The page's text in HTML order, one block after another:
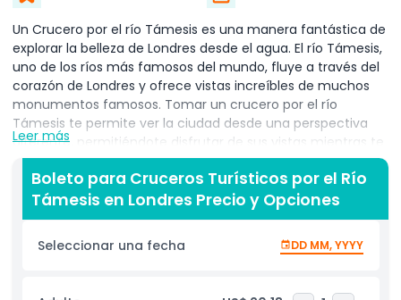
Un Crucero por el río Támesis es una manera fantástica de
explorar la belleza de Londres desde el agua. El río Támesis,
uno de los ríos más famosos del mundo, fluye a través del
corazón de Londres y ofrece vistas increíbles de muchos
monumentos famosos. Tomar un crucero por el río
Támesis te permite ver la ciudad desde una perspectiva
diferente, permitiéndote disfrutar de sus vistas mientras te
relajas en el barco.
El Crucero por el río Támesis es una actividad popular tanto
para turistas como para locales. Ya sea que visites Londres
una experiencia que debes hacer. Puedes elegir entre
almuerzos y cruceros nocturnos. Muchos de estos cruceros
Leer más
Boleto para Cruceros Turísticos por el Río
Támesis en Londres Precio y Opciones
Seleccionar una fecha DD MM, YYYY